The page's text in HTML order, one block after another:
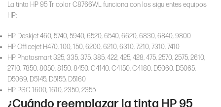
La tinta HP 95 Tricolor C8766WL funciona con los siguientes equipos
HP:
HP Deskjet 460, 5740, 5940, 6520, 6540, 6620, 6830, 6840, 9800
HP Officejet H470, 100, 150, 6200, 6210, 6310, 7210, 7310, 7410
HP Photosmart 325, 335, 375, 385, 422, 425, 428, 475, 2570, 2575, 2610,
2710, 7850, 8050, 8150, 8450, C4140, C4150, C4180, D5060, D5065,
D5069, D5145, D5155, D5160
HP PSC 1600, 1610, 2350, 2355
¿Cuándo reemplazar la tinta HP 95